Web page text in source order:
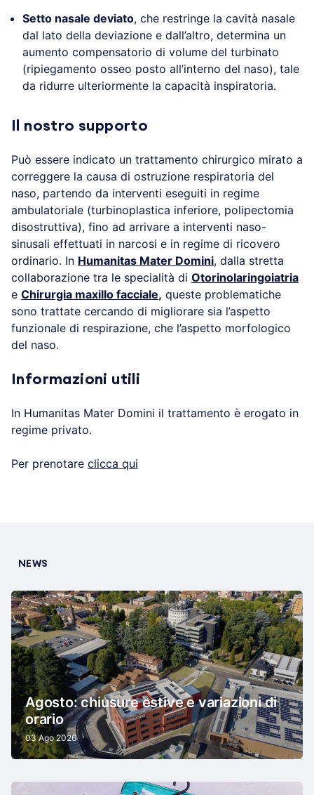
Setto nasale deviato, che restringe la cavità nasale
dal lato della deviazione e dall’altro, determina un
aumento compensatorio di volume del turbinato
(ripiegamento osseo posto all’interno del naso), tale
da ridurre ulteriormente la capacità inspiratoria.
Il nostro supporto
Può essere indicato un trattamento chirurgico mirato a
correggere la causa di ostruzione respiratoria del
naso, partendo da interventi eseguiti in regime
ambulatoriale (turbinoplastica inferiore, polipectomia
disostruttiva), fino ad arrivare a interventi naso-
sinusali effettuati in narcosi e in regime di ricovero
ordinario. In Humanitas Mater Domini, dalla stretta
collaborazione tra le specialità di Otorinolaringoiatria
e Chirurgia maxillo facciale, queste problematiche
sono trattate cercando di migliorare sia l’aspetto
funzionale di respirazione, che l’aspetto morfologico
del naso.
Informazioni utili
In Humanitas Mater Domini il trattamento è erogato in
regime privato.
Per prenotare clicca qui
NEWS
Agosto: chiusure estive e variazioni di
orario
03 Ago 2026